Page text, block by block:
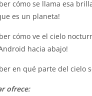
cómo se llama esa
es un planeta!
cómo ve el cielo
hacia abajo!
en qué parte del cielo
ofrece: